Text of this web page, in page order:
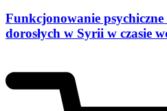
Funkcjonowanie
dorosłych w Syrii w czasie